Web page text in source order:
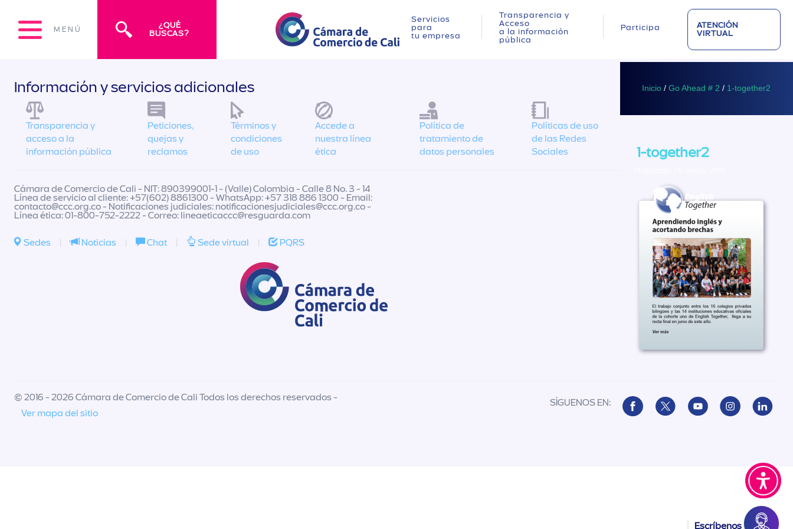
MENÚ
¿QUÉ
BUSCAS?
Servicios
para
tu empresa
Transparencia y
Acceso
a la información
pública
Participa
ATENCIÓN
VIRTUAL
Inicio / Go Ahead # 2 / 1-together2
1-together2
Escríbenos
Información y servicios adicionales
Transparencia y
acceso a la
información pública
Peticiones,
quejas y
reclamos
Términos y
condiciones
de uso
Accede a
nuestra línea
ética
Política de
tratamiento de
datos personales
Políticas de uso
de las Redes
Sociales
Cámara de Comercio de Cali - NIT: 890399001-1 - (Valle) Colombia - Calle 8 No. 3 - 14
Línea de servicio al cliente: +57(602) 8861300 - WhatsApp: +57 318 886 1300 - Email:
contacto@ccc.org.co- Notificaciones judiciales: notificacionesjudiciales@ccc.org.co-
Línea ética: 01-800-752-2222 - Correo: lineaeticaccc@resguarda.com
Sedes | Noticias | Chat | Sede virtual | PQRS
© 2016 - 2026 Cámara de Comercio de Cali Todos los derechos reservados -
Ver mapa del sitio
SÍGUENOS EN: